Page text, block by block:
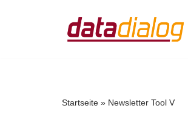
Startseite » Newsletter Tool V